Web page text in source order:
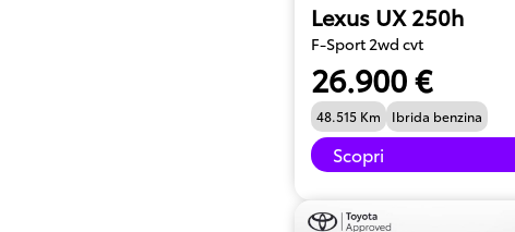
Lexus UX 250h
F-Sport 2wd cvt
26.900 €
48.515 Km Ibrida benzina
Scopri